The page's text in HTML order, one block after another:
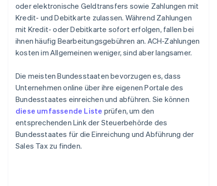
oder elektronische Geldtransfers sowie Zahlungen mit
Kredit- und Debitkarte zulassen. Während Zahlungen
mit Kredit- oder Debitkarte sofort erfolgen, fallen bei
ihnen häufig Bearbeitungsgebühren an. ACH-Zahlungen
kosten im Allgemeinen weniger, sind aber langsamer.
Die meisten Bundesstaaten bevorzugen es, dass
Unternehmen online über ihre eigenen Portale des
Bundesstaates einreichen und abführen. Sie können
diese umfassende Liste prüfen, um den
entsprechenden Link der Steuerbehörde des
Bundesstaates für die Einreichung und Abführung der
Sales Tax zu finden.